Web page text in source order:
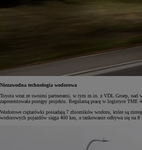
Niezawodna technologia wodorowa
Toyota wraz ze swoimi partnerami, w tym m.in. z VDL Groep, nad
zaprezentowała postępy projektu. Regularną pracę w logistyce TME
Wodorowe ciężarówki posiadają 7 zbiorników wodoru, które są
wodorowych pojazdów sięga 400 km, a tankowanie odbywa się na